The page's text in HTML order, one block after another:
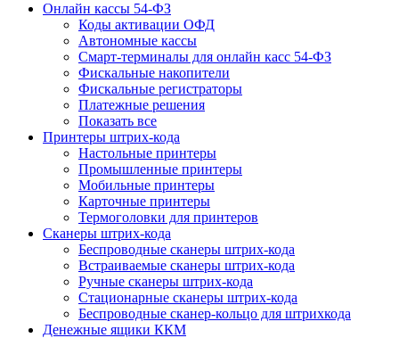
Онлайн кассы 54-ФЗ
Коды активации ОФД
Автономные кассы
Смарт-терминалы для онлайн касс 54-ФЗ
Фискальные накопители
Фискальные регистраторы
Платежные решения
Показать все
Принтеры штрих-кода
Настольные принтеры
Промышленные принтеры
Мобильные принтеры
Карточные принтеры
Термоголовки для принтеров
Сканеры штрих-кода
Беспроводные сканеры штрих-кода
Встраиваемые сканеры штрих-кода
Ручные сканеры штрих-кода
Стационарные сканеры штрих-кода
Беспроводные сканер-кольцо для штрихкода
Денежные ящики ККМ